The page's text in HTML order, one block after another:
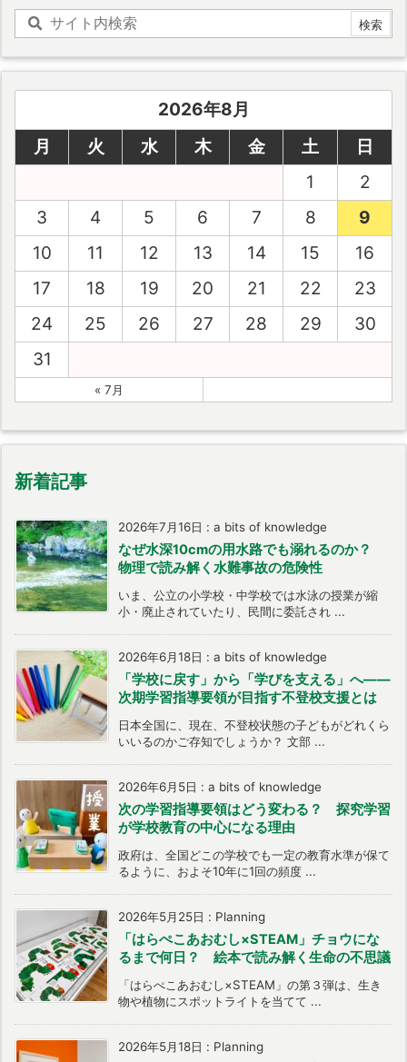
2026年8月
月
火 水 木 金 土
日
1
2
3
4 5 6 7 8
9
10
11 12 13 14 15
16
17
18 19 20 21 22
23
24
25 26 27 28 29
30
31
« 7月
新着記事
2026年7月16日 : a bits of knowledge
なぜ水深10cmの用水路でも溺れるのか？
物理で読み解く水難事故の危険性
いま、公立の小学校・中学校では水泳の授業が縮
小・廃止されていたり、民間に委託され ...
2026年6月18日 : a bits of knowledge
「学校に戻す」から「学びを支える」へ――
次期学習指導要領が目指す不登校支援とは
日本全国に、現在、不登校状態の子どもがどれくら
いいるのかご存知でしょうか？ 文部 ...
2026年6月5日 : a bits of knowledge
次の学習指導要領はどう変わる？ 探究学習
が学校教育の中心になる理由
政府は、全国どこの学校でも一定の教育水準が保て
るように、およそ10年に1回の頻度 ...
2026年5月25日 : Planning
「はらぺこあおむし×STEAM」チョウにな
るまで何日？ 絵本で読み解く生命の不思議
「はらぺこあおむし×STEAM」の第３弾は、生き
物や植物にスポットライトを当てて ...
2026年5月18日 : Planning